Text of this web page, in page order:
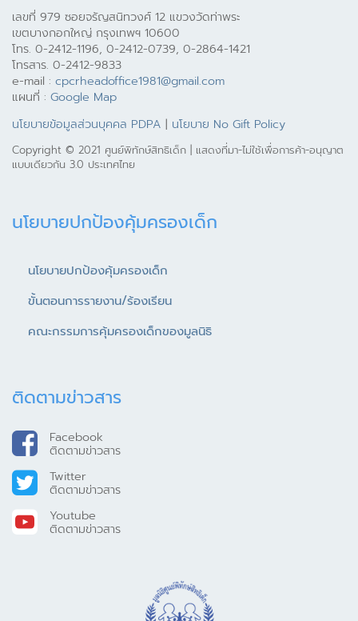
เลขที่ 979 ซอยจรัญสนิทวงศ์ 12 แขวงวัดท่าพระ
เขตบางกอกใหญ่ กรุงเทพฯ 10600
โทร. 0-2412-1196, 0-2412-0739, 0-2864-1421
โทรสาร. 0-2412-9833
e-mail : cpcrheadoffice1981@gmail.com
แผนที่ : Google Map
นโยบายข้อมูลส่วนบุคคล PDPA | นโยบาย No Gift Policy
Copyright © 2021 ศูนย์พิทักษ์สิทธิเด็ก | แสดงที่มา-ไม่ใช้เพื่อการค้า-อนุญาต
แบบเดียวกัน 3.0 ประเทศไทย
นโยบายปกป้องคุ้มครองเด็ก
นโยบายปกป้องคุ้มครองเด็ก
ขั้นตอนการรายงาน/ร้องเรียน
คณะกรรมการคุ้มครองเด็กของมูลนิธิ
ติดตามข่าวสาร
Facebook
ติดตามข่าวสาร
Twitter
ติดตามข่าวสาร
Youtube
ติดตามข่าวสาร